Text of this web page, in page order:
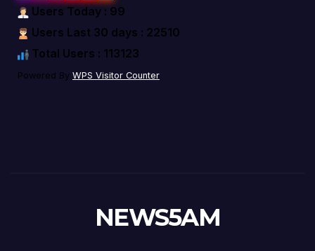
Users Today : 99
Users Last 30 days : 22510
Total Users : 113123
Powered By WPS Visitor Counter
NEWS5AM